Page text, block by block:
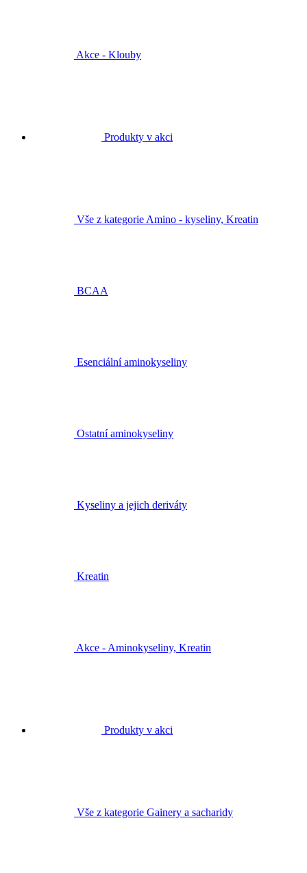
Akce - Klouby
Produkty v akci
Vše z kategorie Amino - kyseliny, Kreatin
BCAA
Esenciální aminokyseliny
Ostatní aminokyseliny
Kyseliny a jejich deriváty
Kreatin
Akce - Aminokyseliny, Kreatin
Produkty v akci
Vše z kategorie Gainery a sacharidy